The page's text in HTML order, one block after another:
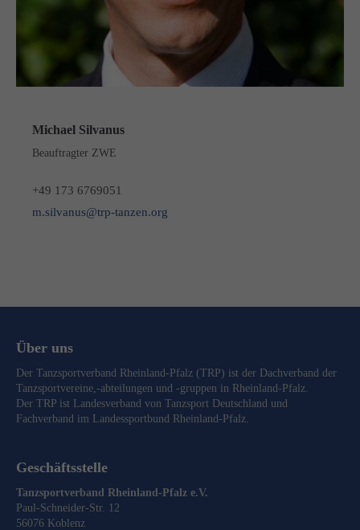
Michael Silvanus
Beauftragter ZWE
+49 173 6769051
m.silvanus@trp-tanzen.org
Über uns
Der Tanzsportverband Rheinland-Pfalz (TRP) ist der Dachverband der
Tanzsportvereine,-abteilungen und -gruppen in Rheinland-Pfalz.
Der TRP ist Landesverband von Tanzsport Deutschland und
Fachverband im Landessportbund Rheinland-Pfalz
Geschäftsstelle
Tanzsportverband Rheinland-Pfalz e.V.
Paul-Schneider-Str. 12
56076 Koblenz